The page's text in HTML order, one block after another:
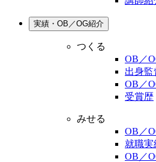
実績・OB／OG紹介
つくる
OB／
出身監
OB／
受賞歴
みせる
OB／
就職実
OB／